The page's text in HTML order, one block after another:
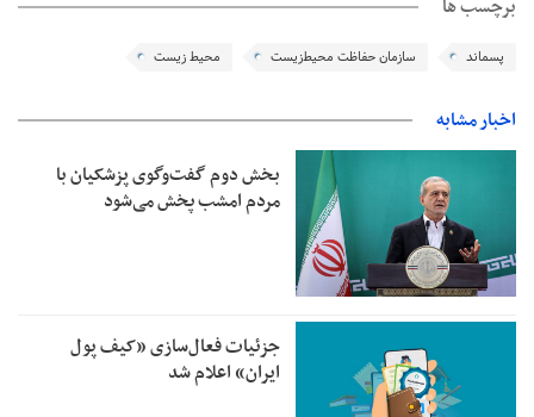
برچسب ها
پسماند سازمان حفاظت محیط‌زیست محیط زیست
اخبار مشابه
بخش دوم گفت‌وگوی پزشکیان با
مردم امشب پخش می‌شود
جزئیات فعال‌سازی «کیف پول
ایران» اعلام شد